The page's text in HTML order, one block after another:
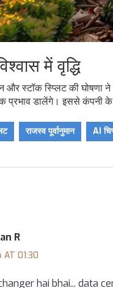
में वृद्धि
और स्टॉक स्प्लिट की घोषणा
प्रभाव डालेंगे। इससे कंपनी
राजस्व पूर्वानुमान AI
R
01:30
hai bhai... data